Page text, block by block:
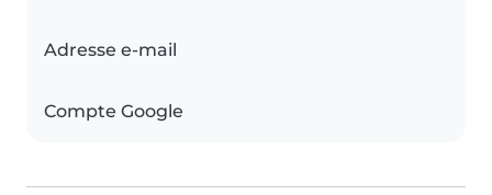
Adresse e-mail
Compte Google